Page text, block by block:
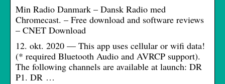
Min Radio Danmark – Dansk Radio med
Chromecast. – Free download and software reviews
– CNET Download
12. okt. 2020 — This app uses cellular or wifi data!
(* required Bluetooth Audio and AVRCP support).
The following channels are available at launch: DR
P1. DR …